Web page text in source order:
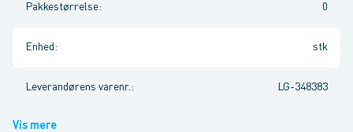
Pakkestørrelse: 0
Enhed : stk
Leverandørens varenr. : LG-348383
Vis mere